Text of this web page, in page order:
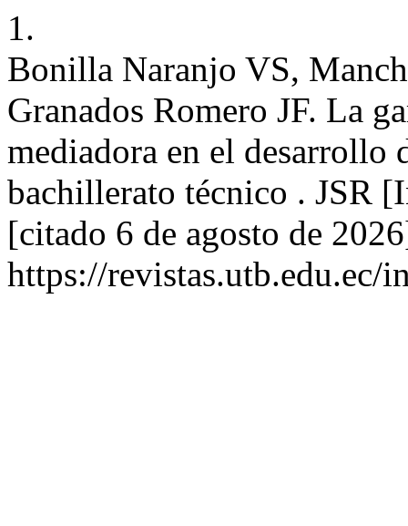
1.
Bonilla Naranjo VS,
Granados Romero JF. La
mediadora en el desarrollo
bachillerato técnico . JSR
[citado 6 de agosto de
https://revistas.utb.edu.ec/